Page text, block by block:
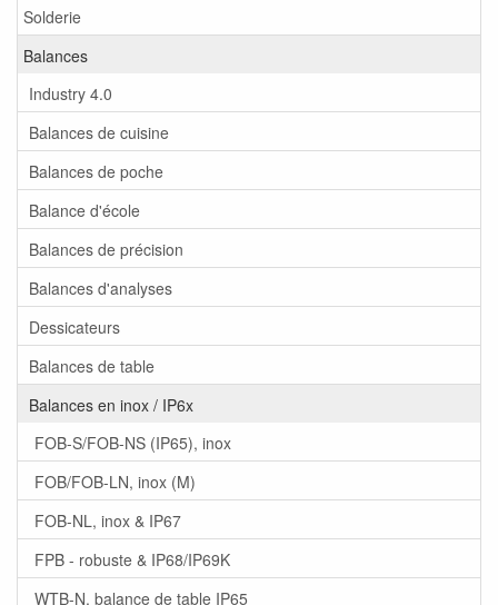
Solderie
Balances
Industry 4.0
Balances de cuisine
Balances de poche
Balance d'école
Balances de précision
Balances d'analyses
Dessicateurs
Balances de table
Balances en inox / IP6x
FOB-S/FOB-NS (IP65), inox
FOB/FOB-LN, inox (M)
FOB-NL, inox & IP67
FPB - robuste & IP68/IP69K
WTB-N, balance de table IP65